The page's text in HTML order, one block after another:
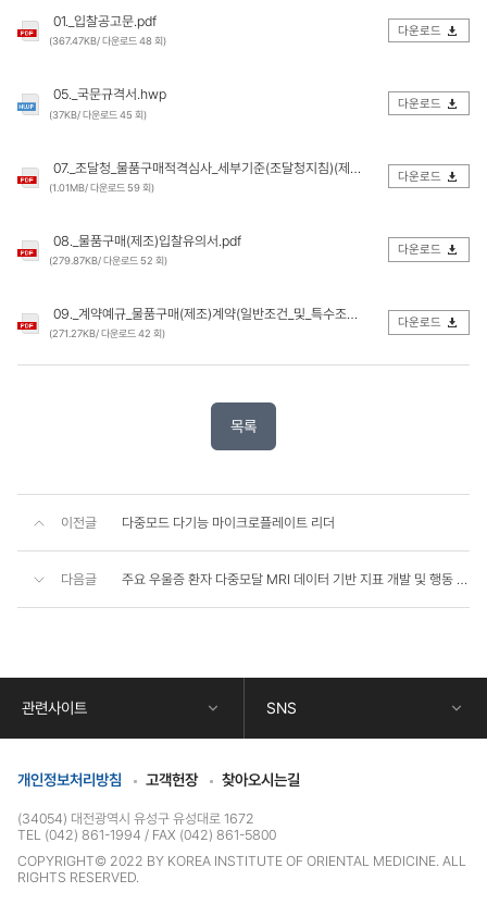
01._입찰공고문.pdf
(367.47KB/ 다운로드 48 회)
다운로드
05._국문규격서.hwp
(37KB/ 다운로드 45 회)
다운로드
07._조달청_물품구매적격심사_세부기준(조달청지침)(제1019호)(20210401).pdf
(1.01MB/ 다운로드 59 회)
다운로드
08._물품구매(제조)입찰유의서.pdf
(279.87KB/ 다운로드 52 회)
다운로드
09._계약예규_물품구매(제조)계약(일반조건_및_특수조건).pdf
(271.27KB/ 다운로드 42 회)
다운로드
목록
이전글 다중모드 다기능 마이크로플레이트 리더
다음글 주요 우울증 환자 다중모달 MRI 데이터 기반 지표 개발 및 행동 지표와의 연관성 탐색 연구
하
단
정
보
관련사이트 SNS
개인정보처리방침 고객헌장 찾아오시는길
(34054) 대전광역시 유성구 유성대로 1672
TEL (042) 861-1994
FAX (042) 861-5800
COPYRIGHT© 2022 BY KOREA INSTITUTE OF ORIENTAL MEDICINE. ALL
RIGHTS RESERVED.